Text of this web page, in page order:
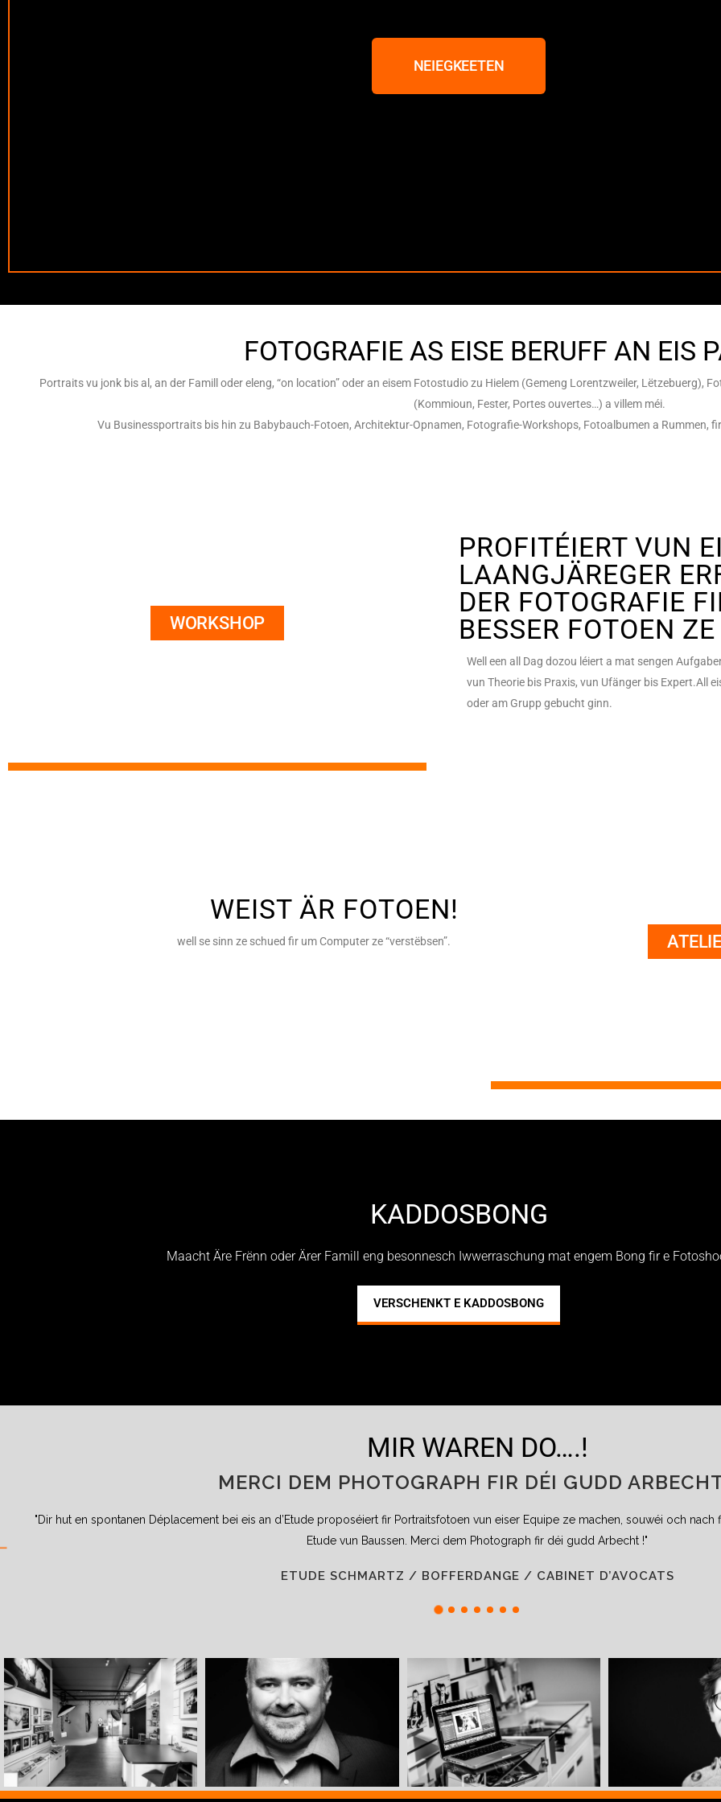
NEIEGKEETEN
FOTOGRAFIE AS EISE BERUFF AN EIS
Portraits vu jonk bis al, an der Famill oder eleng, “on location” oder an eisem Fotostudio zu Hielem (Gemeng Lorentzweiler, Lëtzebuerg),
(Kommioun, Fester, Portes ouvertes…) a villem méi.
Vu Businessportraits bis hin zu Babybauch-Fotoen, Architektur-Opnamen, Fotografie-Workshops, Fotoalbumen a Rummen,
WORKSHOP
PROFITÉIERT VUN
LAANGJÄREGER
DER FOTOGRAFIE
BESSER FOTOEN
Well een all Dag dozou léiert a mat sengen
vun Theorie bis Praxis, vun Ufänger bis Expert.All
oder am Grupp gebucht ginn.
WEIST ÄR FOTOEN!
well se sinn ze schued fir um Computer ze “verstëbsen”.
KADDOSBONG
Maacht Äre Frënn oder Ärer Famill eng besonnesch Iwwerraschung mat engem Bong fir e
VERSCHENKT E KADDOSBONG
MIR WAREN DO….!
MERCI DEM PHOTOGRAPH FIR DÉI GUDD
"Dir hut en spontanen Déplacement bei eis an d’Etude proposéiert fir Portraitsfotoen vun eiser Equipe ze machen, souwéi och
Etude vun Baussen. Merci dem Photograph fir déi gudd Arbecht !"
ETUDE SCHMARTZ / BOFFERDANGE / CABINET D’AVOCATS